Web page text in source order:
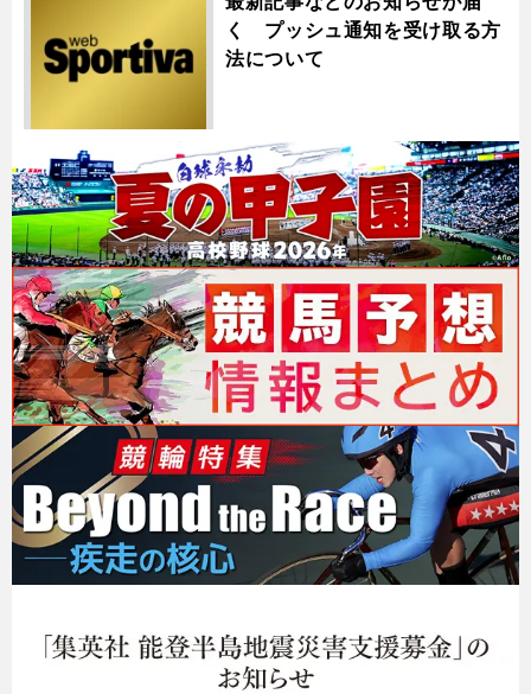
く プッシュ通知を受け取る方
法について